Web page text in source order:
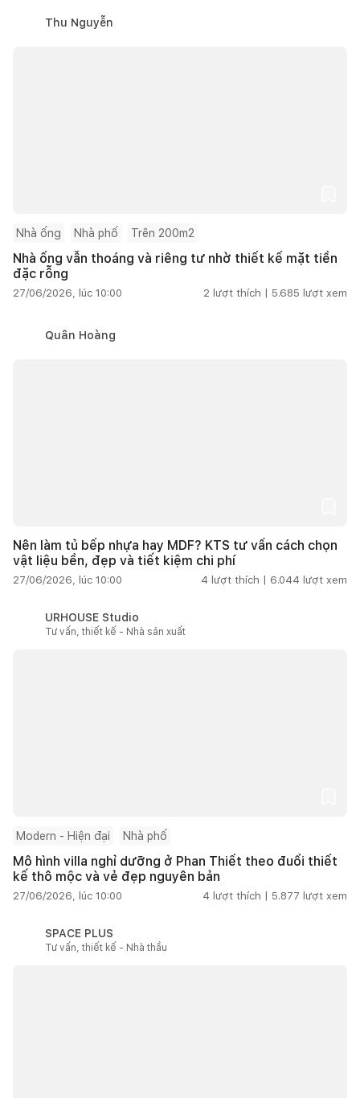
Thu Nguyễn
Nhà ống Nhà phố Trên 200m2
Nhà ống vẫn thoáng và riêng tư nhờ thiết kế mặt tiền
đặc rỗng
27/06/2026, lúc 10:00 2 lượt thích | 5.685 lượt xem
Quân Hoàng
Nên làm tủ bếp nhựa hay MDF? KTS tư vấn cách chọn
vật liệu bền, đẹp và tiết kiệm chi phí
27/06/2026, lúc 10:00 4 lượt thích | 6.044 lượt xem
URHOUSE Studio
Tư vấn, thiết kế - Nhà sản xuất
Modern - Hiện đại Nhà phố
Mô hình villa nghỉ dưỡng ở Phan Thiết theo đuổi thiết
kế thô mộc và vẻ đẹp nguyên bản
27/06/2026, lúc 10:00 4 lượt thích | 5.877 lượt xem
SPACE PLUS
Tư vấn, thiết kế - Nhà thầu